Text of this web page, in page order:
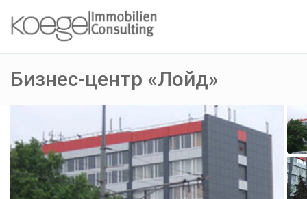
Бизнес-центр «Лойд»